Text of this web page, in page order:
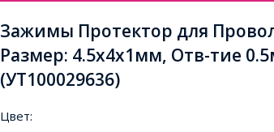
Зажимы Протектор для
Размер: 4.5x4x1мм, Отв-тие
(УТ100029636)
Цвет: